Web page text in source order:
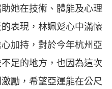
她在技術、體能及心理
表現，林姵彣心中滿懷
加持，對於今年杭州亞
足的地方，也因為這次
勵，希望亞運能在公尺